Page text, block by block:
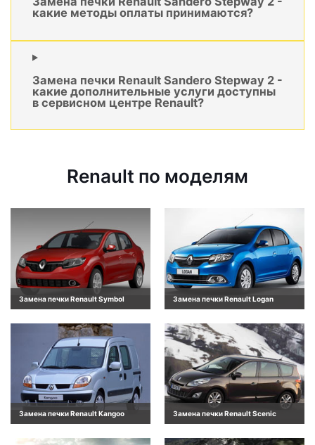
какие методы оплаты принимаются?
Замена печки Renault Sandero Stepway 2 -
какие дополнительные услуги доступны
в сервисном центре Renault?
Renault по моделям
Замена печки Renault Symbol Замена печки Renault Logan
Замена печки Renault Kangoo Замена печки Renault Scenic